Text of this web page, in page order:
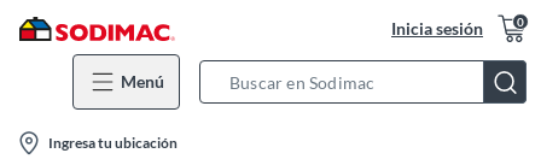
Inicia sesión 0
Menú
Bar
location-
icon
Ingresa tu ubicación